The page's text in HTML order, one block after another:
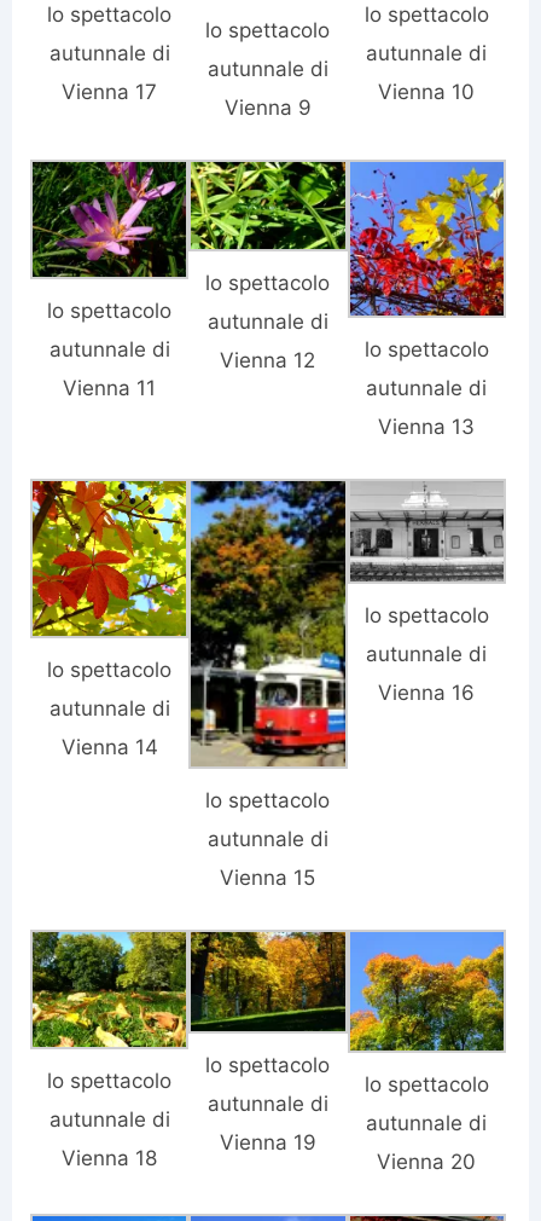
lo spettacolo
autunnale di
Vienna 17
lo spettacolo
autunnale di
Vienna 9
lo spettacolo
autunnale di
Vienna 10
lo spettacolo
autunnale di
Vienna 11
lo spettacolo
autunnale di
Vienna 12
lo spettacolo
autunnale di
Vienna 13
lo spettacolo
autunnale di
Vienna 14
lo spettacolo
autunnale di
Vienna 15
lo spettacolo
autunnale di
Vienna 16
lo spettacolo
autunnale di
Vienna 18
lo spettacolo
autunnale di
Vienna 19
lo spettacolo
autunnale di
Vienna 20